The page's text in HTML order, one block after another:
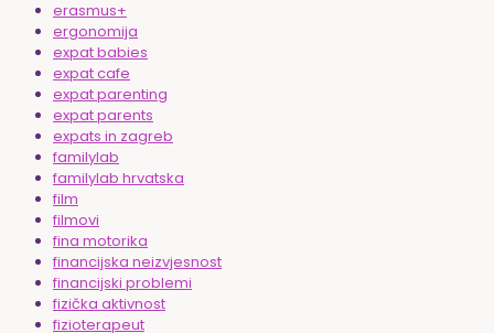
erasmus+
ergonomija
expat babies
expat cafe
expat parenting
expat parents
expats in zagreb
familylab
familylab hrvatska
film
filmovi
fina motorika
financijska neizvjesnost
financijski problemi
fizička aktivnost
fizioterapeut